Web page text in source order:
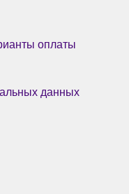
оплаты
данных